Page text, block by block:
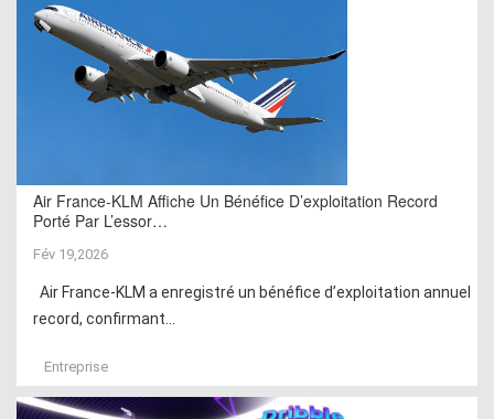
Air France-KLM Affiche Un Bénéfice D’exploitation Record
Porté Par L’essor…
Fév 19,2026
Air France-KLM a enregistré un bénéfice d’exploitation annuel
record, confirmant...
Entreprise